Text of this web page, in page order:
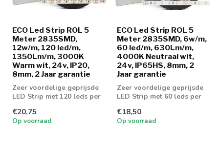
ECO Led Strip ROL 5
Meter 2835SMD,
12w/m, 120 led/m,
1350Lm/m, 3000K
Warm wit, 24v, IP20,
8mm, 2 Jaar garantie
Zeer voordelige geprijsde
LED Strip met 120 leds per
lic...
€20,75
Op voorraad
ECO Led Strip ROL 5
Meter 2835SMD, 6w/m,
60 led/m, 630Lm/m,
4000K Neutraal wit,
24v, IP65HS, 8mm, 2
Jaar garantie
Zeer voordelige geprijsde
LED Strip met 60 leds per
licht...
€18,50
Op voorraad